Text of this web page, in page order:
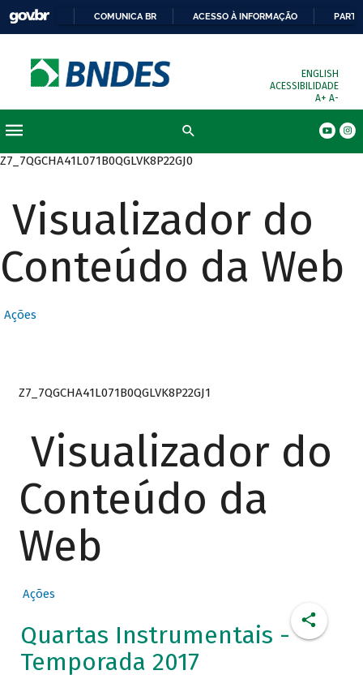
COMUNICA BR ACESSO À INFORMAÇÃO
ENGLISH
ACESSIBILIDADE
A+ A-
Z7_7QGCHA41L071B0QGLVK8P22GJ0
Visualizador do
Conteúdo da Web
Ações
Z7_7QGCHA41L071B0QGLVK8P22GJ1
Visualizador do
Conteúdo da
Web
Ações
Quartas Instrumentais -
Temporada 2017